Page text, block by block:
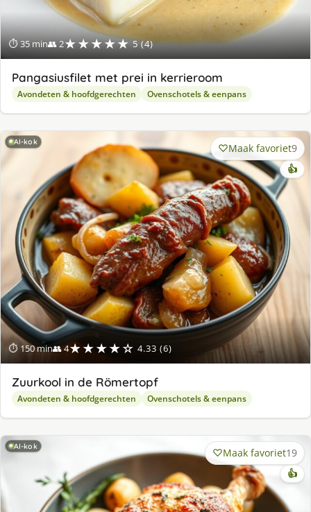
⏱ 35 min👥 2★★★★★ 5 (4)
Pangasiusfilet met prei in kerrieroom
Avondeten & hoofdgerechten Ovenschotels & eenpans
AI-kok
⏱ 150 min👥 4★★★★☆ 4.33 (6)
Maak favoriet9
👍
Zuurkool in de Römertopf
Avondeten & hoofdgerechten Ovenschotels & eenpans
AI-kok Maak favoriet19
👍